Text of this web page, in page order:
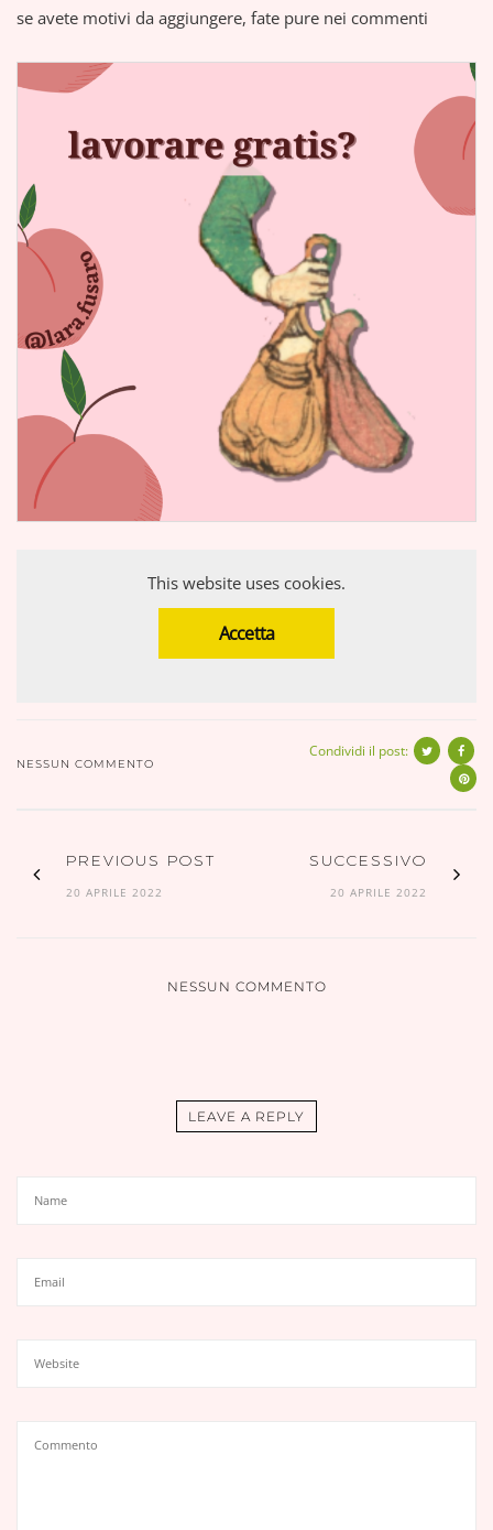
se avete motivi da aggiungere, fate pure nei commenti
This website uses cookies.
Accetta
NESSUN COMMENTO
Condividi il post:
PREVIOUS POST
20 APRILE 2022
SUCCESSIVO
20 APRILE 2022
NESSUN COMMENTO
LEAVE A REPLY